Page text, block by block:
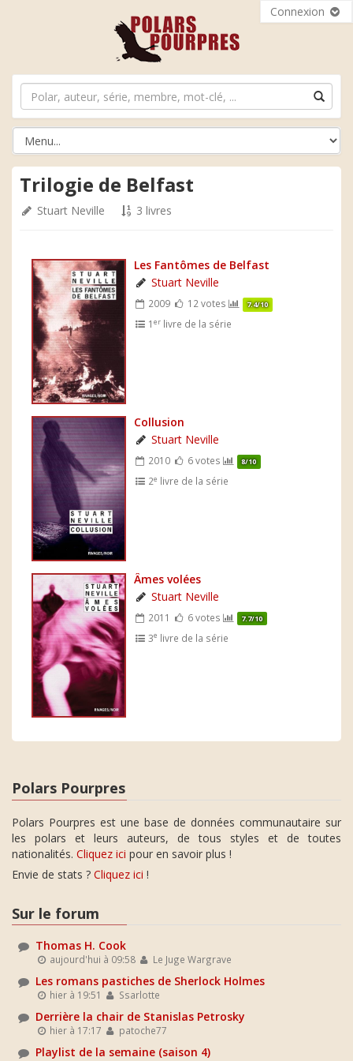
Connexion
Trilogie de Belfast
Stuart Neville 3 livres
Les Fantômes de Belfast
Stuart Neville
2009 12 votes 7.4/10
1er livre de la série
Collusion
Stuart Neville
2010 6 votes 8/10
2e livre de la série
Âmes volées
Stuart Neville
2011 6 votes 7.7/10
3e livre de la série
Polars Pourpres
Polars Pourpres est une base de données communautaire sur
les polars et leurs auteurs, de tous styles et de toutes
nationalités. Cliquez ici pour en savoir plus !
Envie de stats ? Cliquez ici !
Sur le forum
Thomas H. Cook
aujourd'hui à 09:58 Le Juge Wargrave
Les romans pastiches de Sherlock Holmes
hier à 19:51 Ssarlotte
Derrière la chair de Stanislas Petrosky
hier à 17:17 patoche77
Playlist de la semaine (saison 4)